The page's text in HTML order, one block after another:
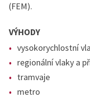
(FEM).
VÝHODY
vysokorychlostní
regionální vlaky a
tramvaje
metro